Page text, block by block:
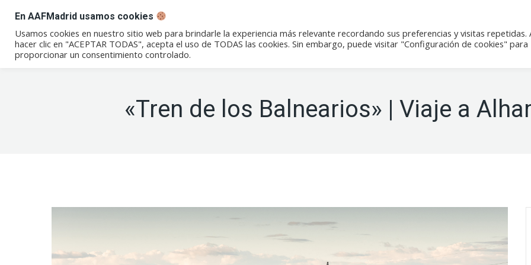
Conócenos Eventos Noticias Actividades Tienda Contacto
«Tren de los Balnearios» | Viaje a
En AAFMadrid usamos cookies
Usamos cookies en nuestro sitio web para brindarle la experiencia más relevante recordando sus preferencias y visitas repetidas.
hacer clic en "ACEPTAR TODAS", acepta el uso de TODAS las cookies. Sin embargo, puede visitar "Configuración de cookies" para
proporcionar un consentimiento controlado.